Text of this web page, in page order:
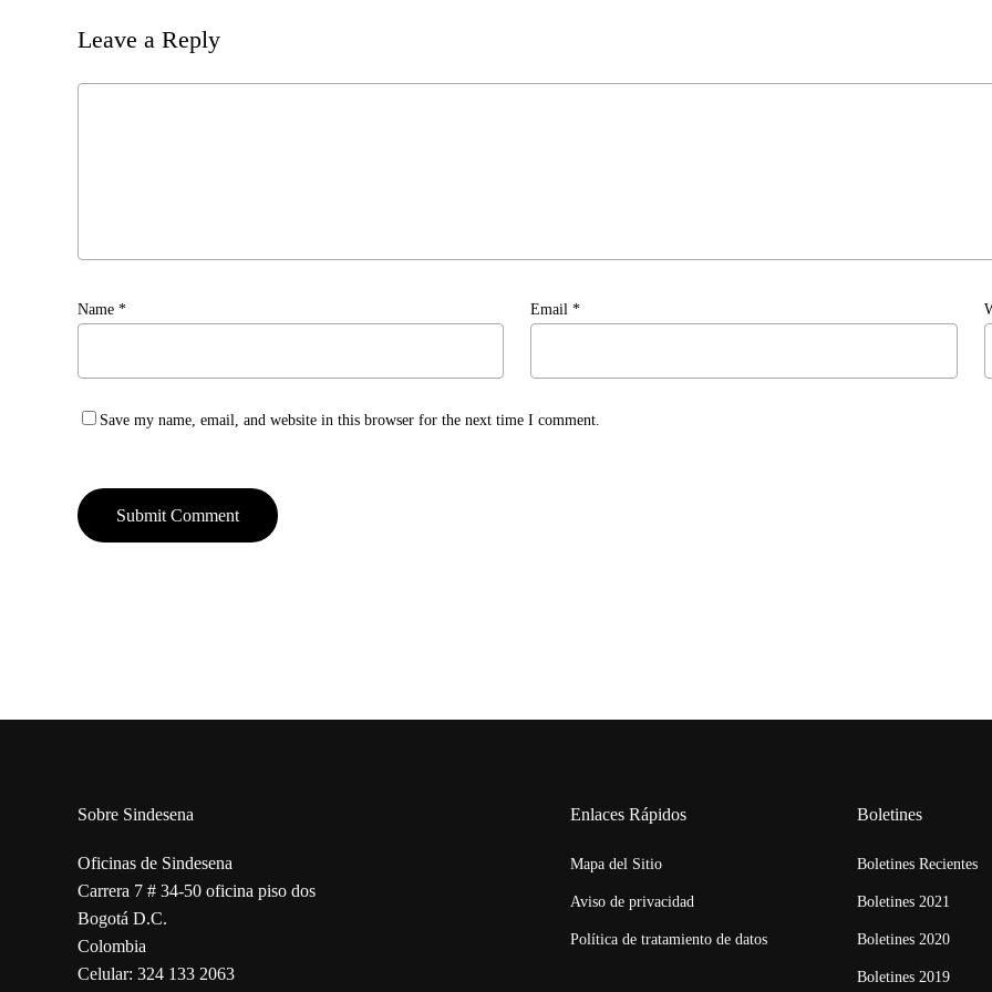
Leave a Reply
Name * Email*
Save my name, email, and website in this browser for the next time I comment.
Sobre Sindesena
Oficinas de Sindesena
Carrera 7 # 34-50 oficina piso dos
Bogotá D.C.
Colombia
Celular: 324 133 2063
Enlaces Rápidos
Mapa del Sitio
Aviso de privacidad
Política de tratamiento de datos
Boletines
Boletines Recientes
Boletines 2021
Boletines 2020
Boletines 2019